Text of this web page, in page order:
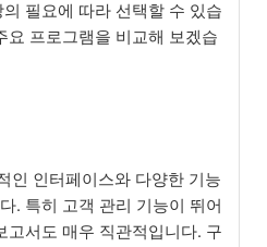
필요에 따라 선택할 수 있습
요 프로그램을 비교해 보겠습
인 인터페이스와 다양한 기능
. 특히 고객 관리 기능이 뛰어
고서도 매우 직관적입니다. 구